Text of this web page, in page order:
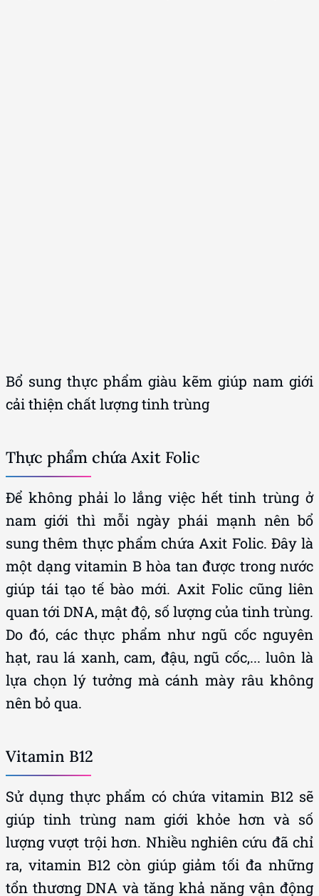
Bổ sung thực phẩm giàu kẽm giúp nam giới
cải thiện chất lượng tinh trùng
Thực phẩm chứa Axit Folic
Để không phải lo lắng việc hết tinh trùng ở
nam giới thì mỗi ngày phái mạnh nên bổ
sung thêm thực phẩm chứa Axit Folic. Đây là
một dạng vitamin B hòa tan được trong nước
giúp tái tạo tế bào mới. Axit Folic cũng liên
quan tới DNA, mật độ, số lượng của tinh trùng.
Do đó, các thực phẩm như ngũ cốc nguyên
hạt, rau lá xanh, cam, đậu, ngũ cốc,... luôn là
lựa chọn lý tưởng mà cánh mày râu không
nên bỏ qua.
Vitamin B12
Sử dụng thực phẩm có chứa vitamin B12 sẽ
giúp tinh trùng nam giới khỏe hơn và số
lượng vượt trội hơn. Nhiều nghiên cứu đã chỉ
ra, vitamin B12 còn giúp giảm tối đa những
tổn thương DNA và tăng khả năng vận động